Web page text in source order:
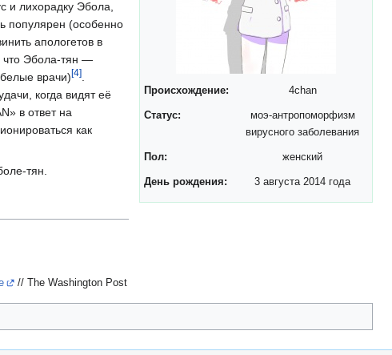
Происхождение: 4chan
Статус:
моэ-антропоморфизм
вирусного заболевания
Пол: женский
День рождения: 3 августа 2014 года
лихорадку Эбола,
популярен (особенно
апологетов в
что Эбола-тян —
врачи)[4].
когда видят её
в ответ на
как
тян.
// The Washington Post